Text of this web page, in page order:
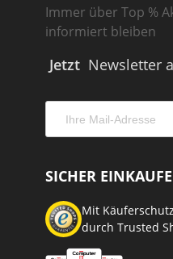
Immer über Top %
informiert bleiben
Jetzt Newsletter
SICHER
Mit Käuferschutz
durch Trusted